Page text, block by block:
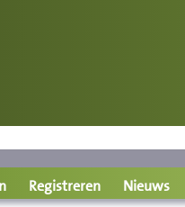
Registreren Nieuws